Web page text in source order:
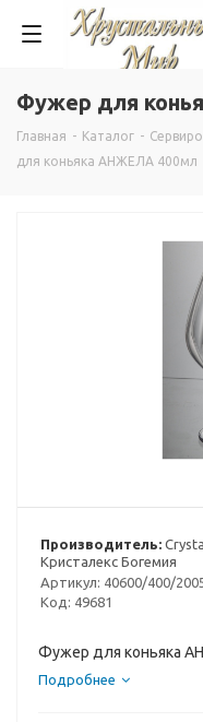
Фужер для
Главная - Каталог -
для коньяка АНЖЕЛА 400мл
Производитель:
Кристалекс Богемия
Артикул: 40600/400/
Код: 49681
Фужер для коньяка
Подробнее